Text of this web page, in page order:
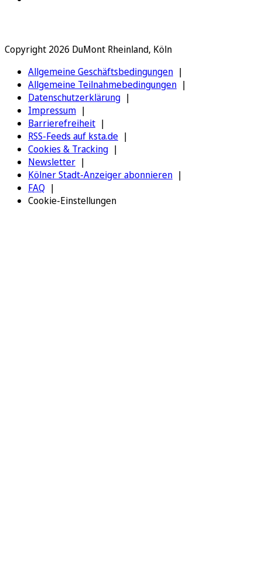
Copyright 2026 DuMont Rheinland, Köln
Allgemeine Geschäftsbedingungen
Allgemeine Teilnahmebedingungen
Datenschutzerklärung
Impressum
Barrierefreiheit
RSS-Feeds auf ksta.de
Cookies & Tracking
Newsletter
Kölner Stadt-Anzeiger abonnieren
FAQ
Cookie-Einstellungen